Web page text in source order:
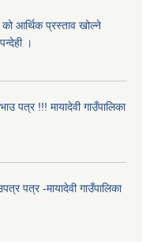
आर्थिक प्रस्ताव खोल्ने
।
पत्र !!! मायादेवी गाउँपालिका
पत्र -मायादेवी गाउँपालिका